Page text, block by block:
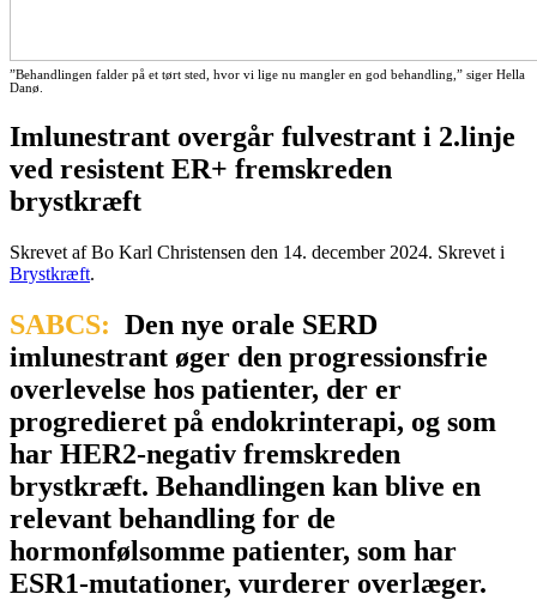
”Behandlingen falder på et tørt sted, hvor vi lige nu mangler en god behandling,” siger Hella
Danø.
Imlunestrant overgår fulvestrant i 2.linje
ved resistent ER+ fremskreden
brystkræft
Skrevet af Bo Karl Christensen den 14. december 2024. Skrevet i
Brystkræft.
SABCS: Den nye orale SERD
imlunestrant øger den progressionsfrie
overlevelse hos patienter, der er
progredieret på endokrinterapi, og som
har HER2-negativ fremskreden
brystkræft. Behandlingen kan blive en
relevant behandling for de
hormonfølsomme patienter, som har
ESR1-mutationer, vurderer overlæger.